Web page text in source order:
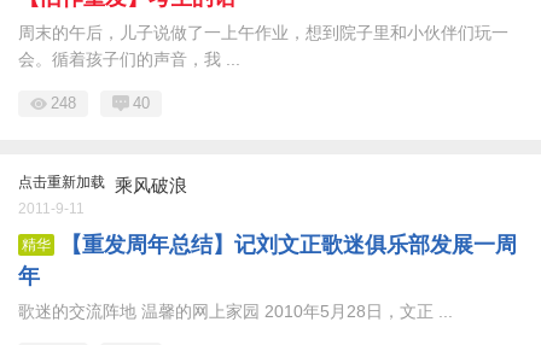
周末的午后，儿子说做了一上午作业，想到院子里和小伙伴们玩一
会。循着孩子们的声音，我 ...
248 40
点击重新加载 乘风破浪
2011-9-11
精华
【重发周年总结】记刘文正歌迷俱乐部发展一周
年
歌迷的交流阵地 温馨的网上家园 2010年5月28日，文正 ...